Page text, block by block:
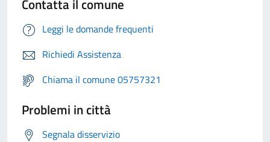
Contatta il comune
Leggi le domande frequenti
Richiedi Assistenza
Chiama il comune 05757321
Problemi in città
Segnala disservizio